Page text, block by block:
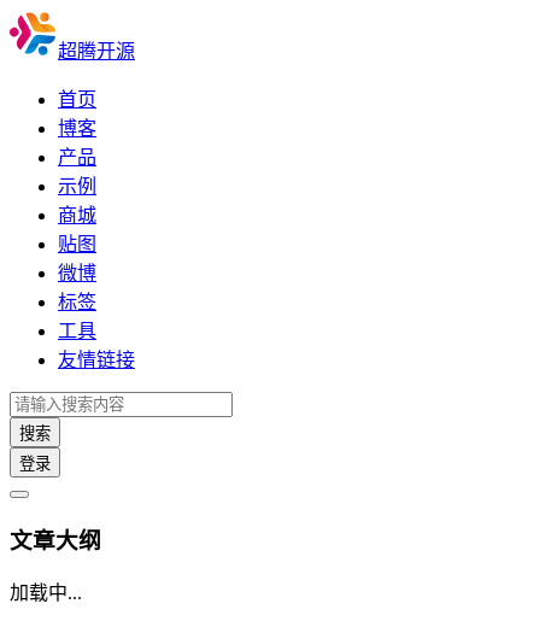
超腾开源
首页
博客
产品
示例
商城
贴图
微博
标签
工具
友情链接
搜索
登录
文章大纲
加载中...